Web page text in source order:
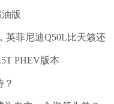
版
英菲尼迪Q50L比天籁还
PHEV版本
？